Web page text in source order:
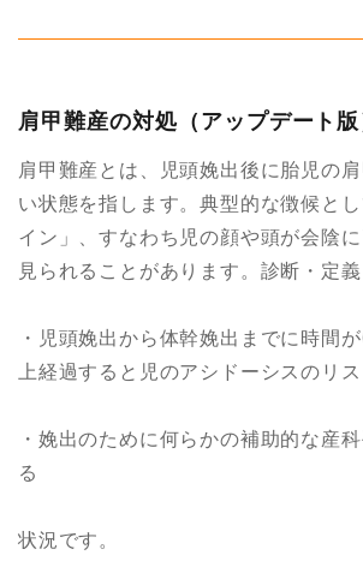
肩甲難産の対処（アップデート版
肩甲難産とは、児頭娩出後に胎児の
い状態を指します。典型的な徴候と
イン」、すなわち児の顔や頭が会陰
見られることがあります。診断・定
・児頭娩出から体幹娩出までに時間
上経過すると児のアシドーシスのリス
・娩出のために何らかの補助的な産
る
状況です。